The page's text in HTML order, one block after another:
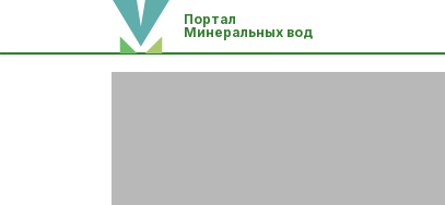
Портал
Минеральных вод